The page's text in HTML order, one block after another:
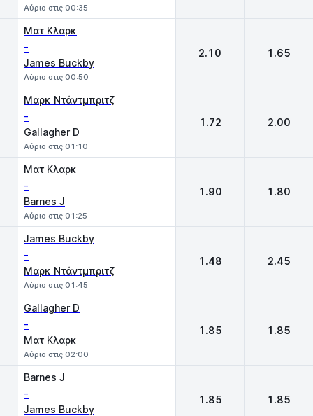
Αύριο στις 00:35
Ματ Κλαρκ
-
James Buckby
Αύριο στις 00:50
2.10 1.65
Μαρκ Ντάντμπριτζ
-
Gallagher D
Αύριο στις 01:10
1.72 2.00
Ματ Κλαρκ
-
Barnes J
Αύριο στις 01:25
1.90 1.80
James Buckby
-
Μαρκ Ντάντμπριτζ
Αύριο στις 01:45
1.48 2.45
Gallagher D
-
Ματ Κλαρκ
Αύριο στις 02:00
1.85 1.85
Barnes J
-
James Buckby
1.85 1.85